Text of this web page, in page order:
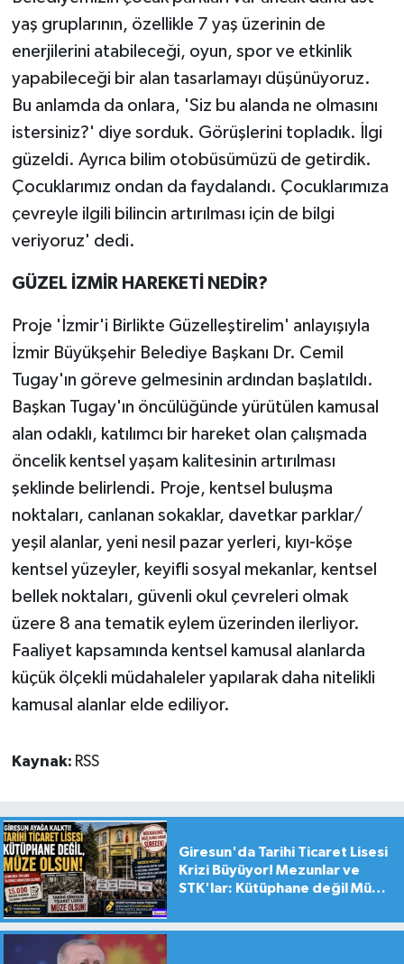
yaş gruplarının, özellikle 7 yaş üzerinin de
enerjilerini atabileceği, oyun, spor ve etkinlik
yapabileceği bir alan tasarlamayı düşünüyoruz.
Bu anlamda da onlara, 'Siz bu alanda ne olmasını
istersiniz?' diye sorduk. Görüşlerini topladık. İlgi
güzeldi. Ayrıca bilim otobüsümüzü de getirdik.
Çocuklarımız ondan da faydalandı. Çocuklarımıza
çevreyle ilgili bilincin artırılması için de bilgi
veriyoruz' dedi.
GÜZEL İZMİR HAREKETİ NEDİR?
Proje 'İzmir'i Birlikte Güzelleştirelim' anlayışıyla
İzmir Büyükşehir Belediye Başkanı Dr. Cemil
Tugay'ın göreve gelmesinin ardından başlatıldı.
Başkan Tugay'ın öncülüğünde yürütülen kamusal
alan odaklı, katılımcı bir hareket olan çalışmada
öncelik kentsel yaşam kalitesinin artırılması
şeklinde belirlendi. Proje, kentsel buluşma
noktaları, canlanan sokaklar, davetkar parklar/
yeşil alanlar, yeni nesil pazar yerleri, kıyı-köşe
kentsel yüzeyler, keyifli sosyal mekanlar, kentsel
bellek noktaları, güvenli okul çevreleri olmak
üzere 8 ana tematik eylem üzerinden ilerliyor.
Faaliyet kapsamında kentsel kamusal alanlarda
küçük ölçekli müdahaleler yapılarak daha nitelikli
kamusal alanlar elde ediliyor.
Kaynak: RSS
Giresun'da Tarihi Ticaret Lisesi
Krizi Büyüyor! Mezunlar ve
STK'lar: Kütüphane değil Müze